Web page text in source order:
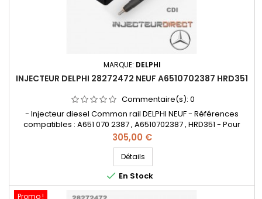
MARQUE: DELPHI
INJECTEUR DELPHI 28272472 NEUF A6510702387 HRD351
Commentaire(s): 0
- Injecteur diesel Common rail DELPHI NEUF - Références
compatibles : A651 070 2387 , A6510702387 , HRD351 - Pour
motorisation Mercedes Benz CDI Pièce d'origine
Prix
305,00 €
Détails
 En Stock
Promo !